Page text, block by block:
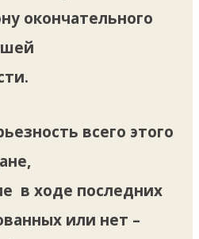
окончательного
всего этого
в ходе последних
или нет –